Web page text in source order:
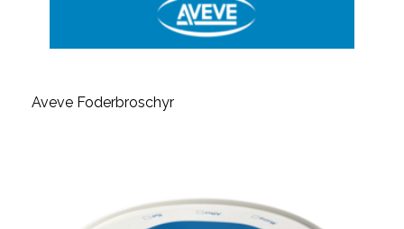
Aveve Foderbroschyr